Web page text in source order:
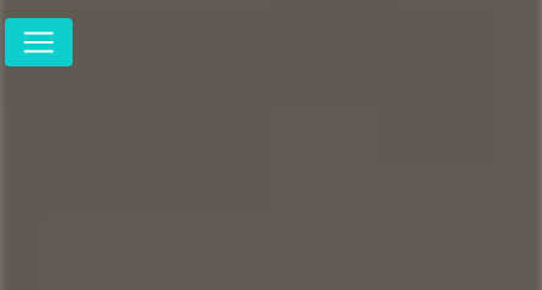
Panneau de gestion des cookies